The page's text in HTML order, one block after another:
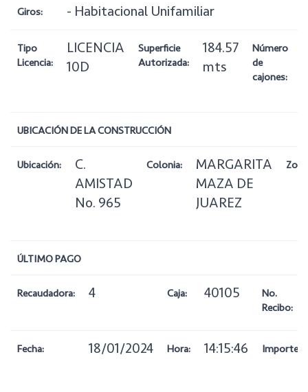
Giros: - Habitacional Unifamiliar
Tipo
Licencia:
LICENCIA
10D
Superficie
Autorizada:
184.57
mts
Número
de
cajones:
UBICACIÓN DE LA CONSTRUCCIÓN
Ubicación:
C.
AMISTAD
No. 965
Colonia:
MARGARITA
MAZA DE
JUAREZ
ÚLTIMO PAGO
Recaudadora: 4 Caja: 40105
No.
Recibo:
Fecha: 18/01/2024 Hora: 14:15:46 Importe: